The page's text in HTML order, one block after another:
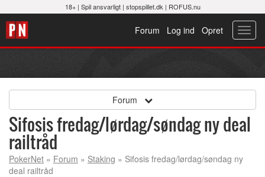
18+ | Spil ansvarligt| stopspillet.dk | ROFUS.nu
Opret
Log ind
Forum
Forum
Sifosis fredag/lørdag/søndag ny deal
railtråd
PokerNet » Forum » Staking » Sifosis fredag/lørdag/søndag ny
deal railtråd